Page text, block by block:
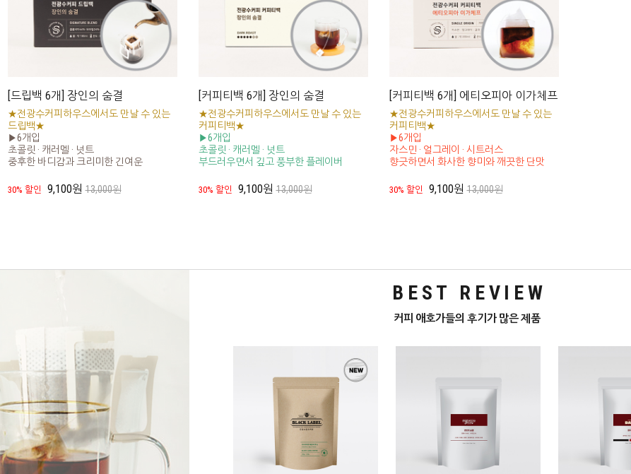
[드립백 6개] 장인의 숨결
★전광수커피하우스에서도 만날 수 있는
드립백★
▶6개입
초콜릿 · 캐러멜 · 넛트
중후한 바디감과 크리미한 긴여운
30% 할인 9,100원 13,000원
[커피티백 6개] 장인의 숨결
★전광수커피하우스에서도 만날 수 있는
커피티백★
▶6개입
초콜릿 · 캐러멜 · 넛트
부드러우면서 깊고 풍부한 플레이버
30% 할인 9,100원 13,000원
[커피티백 6개] 에티오피아 이가체프
★전광수커피하우스에서도 만날 수 있는
커피티백★
▶6개입
자스민 · 얼그레이 · 시트러스
향긋하면서 화사한 향미와 깨끗한 단맛
30% 할인 9,100원 13,000원
BEST REVIEW
커피 애호가들의 후기가 많은 제품